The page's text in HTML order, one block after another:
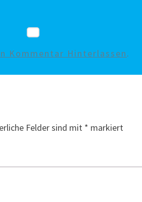
Kommentar Hinterlassen.
Felder sind mit * markiert